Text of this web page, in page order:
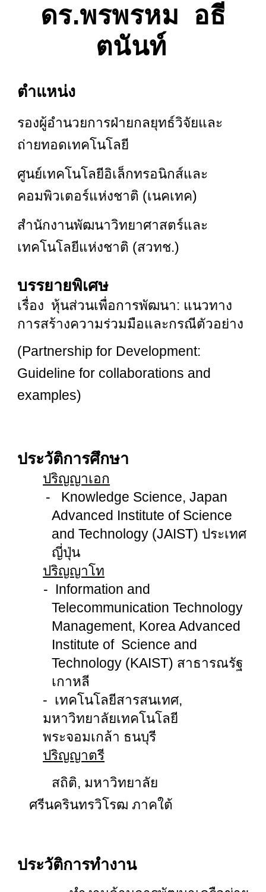
ดร.พรพรหม อธี
ตนันท์
ตำแหน่ง
รองผู้อำนวยการฝ่ายกลยุทธ์วิจัยและ
ถ่ายทอดเทคโนโลยี
ศูนย์เทคโนโลยีอิเล็กทรอนิกส์และ
คอมพิวเตอร์แห่งชาติ (เนคเทค)
สำนักงานพัฒนาวิทยาศาสตร์และ
เทคโนโลยีแห่งชาติ (สวทช.)
บรรยายพิเศษ
เรื่อง หุ้นส่วนเพื่อการพัฒนา: แนวทาง
การสร้างความร่วมมือและกรณีตัวอย่าง
(Partnership for Development:
Guideline for collaborations and
examples)
ประวัติการศึกษา
ปริญญาเอก
- Knowledge Science, Japan
Advanced Institute of Science
and Technology (JAIST) ประเทศ
ญี่ปุ่น
ปริญญาโท
- Information and
Telecommunication Technology
Management, Korea Advanced
Institute of Science and
Technology (KAIST) สาธารณรัฐ
เกาหลี
- เทคโนโลยีสารสนเทศ,
มหาวิทยาลัยเทคโนโลยี
พระจอมเกล้า ธนบุรี
ปริญญาตรี
สถิติ, มหาวิทยาลัย
ศรีนครินทรวิโรฒ ภาคใต้
ประวัติการทำงาน